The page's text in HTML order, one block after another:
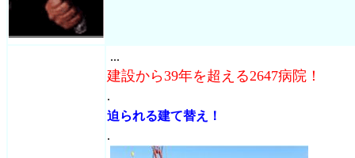
...
建設から39年を超える2647病院！
.
迫られる建て替え！
.